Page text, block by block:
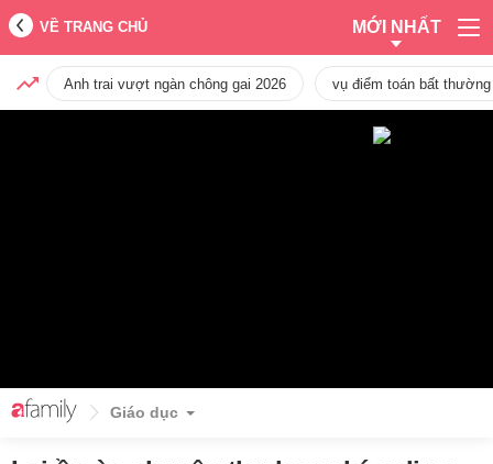
VỀ TRANG CHỦ MỚI NHẤT
Anh trai vượt ngàn chông gai 2026 vụ điểm toán bất
Giáo dục